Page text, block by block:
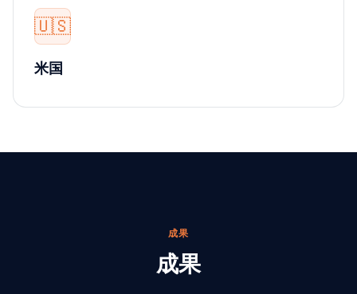
🇺🇸
米国
成果
成果